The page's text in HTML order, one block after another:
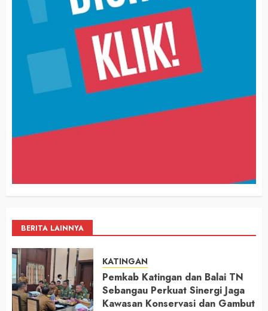
BERITA LAINNYA
KATINGAN
Pemkab Katingan dan Balai TN
Sebangau Perkuat Sinergi Jaga
Kawasan Konservasi dan Gambut